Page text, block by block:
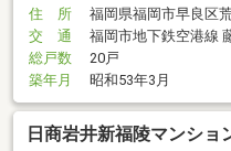
住 所
福岡県福岡市早良区
交 通
福岡市地下鉄空港線
総戸数
20戸
築年月
昭和53年3月
日商岩井新福陵マンショ